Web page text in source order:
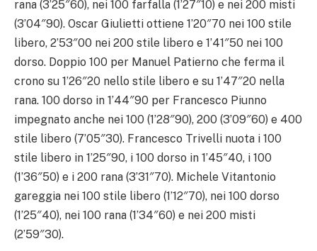
rana (3’25″60), nei 100 farfalla (1’27″10) e nei 200 misti
(3’04″90). Oscar Giulietti ottiene 1’20″70 nei 100 stile
libero, 2’53″00 nei 200 stile libero e 1’41″50 nei 100
dorso. Doppio 100 per Manuel Patierno che ferma il
crono su 1’26″20 nello stile libero e su 1’47″20 nella
rana. 100 dorso in 1’44″90 per Francesco Piunno
impegnato anche nei 100 (1’28″90), 200 (3’09″60) e 400
stile libero (7’05″30). Francesco Trivelli nuota i 100
stile libero in 1’25″90, i 100 dorso in 1’45″40, i 100
(1’36″50) e i 200 rana (3’31″70). Michele Vitantonio
gareggia nei 100 stile libero (1’12″70), nei 100 dorso
(1’25″40), nei 100 rana (1’34″60) e nei 200 misti
(2’59″30).